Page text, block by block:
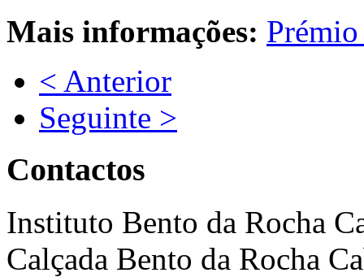
Mais informações:
< Anterior
Seguinte >
Contactos
Instituto Bento da Rocha
Calçada Bento da Rocha